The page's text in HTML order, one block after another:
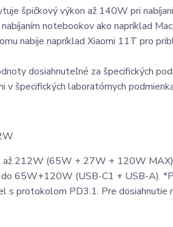
špičkový výkon až 140W pri
notebookov ako napríklad
nabije napríklad Xiaomi 11T pro
dosiahnuteľné za špecifických
v špecifických laboratórnych
až 212W (65W + 27W + 120W
do 65W+120W (USB-C1 + USB-A).
s protokolom PD3.1. Pre